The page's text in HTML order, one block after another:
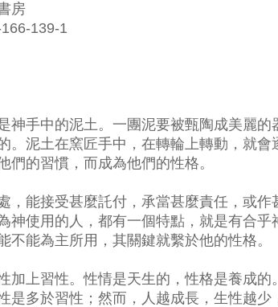
房
139-1
神手中的泥土。一團泥要被甄陶成美麗
。泥土在窯匠手中，在轉輪上轉動，就
們的習慣，而成為他們的性格。
，能接受甚麼託付，承當甚麼責任，或
神使用的人，都有一個特點，就是有合乎
不能為主所用，其關鍵就繫於他的性格。
加上習性。性情是天生的，性格是養成
是多於習性；然而，人越成長，生性越